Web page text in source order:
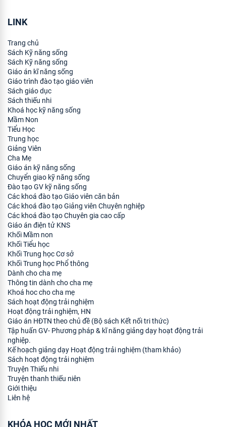
LINK
Trang chủ
Sách Kỹ năng sống
Sách Kỹ năng sống
Giáo án kĩ năng sống
Giáo trình đào tạo giáo viên
Sách giáo dục
Sách thiếu nhi
Khoá học kỹ năng sống
Mầm Non
Tiểu Học
Trung học
Giảng Viên
Cha Mẹ
Giáo án kỹ năng sống
Chuyển giao kỹ năng sống
Đào tạo GV kỹ năng sống
Các khoá đào tạo Giáo viên căn bản
Các khoá đào tạo Giảng viên Chuyên nghiệp
Các khoá đào tạo Chuyên gia cao cấp
Giáo án điện tử KNS
Khối Mầm non
Khối Tiểu học
Khối Trung học Cơ sở
Khối Trung học Phổ thông
Dành cho cha mẹ
Thông tin dành cho cha mẹ
Khoá hoc cho cha mẹ
Sách hoạt động trải nghiệm
Hoạt động trải nghiệm, HN
Giáo án HĐTN theo chủ đề (Bộ sách Kết nối tri thức)
Tập huấn GV- Phương pháp & kĩ năng giảng dạy hoạt động trải
nghiệp.
Kế hoạch giảng dạy Hoạt động trải nghiệm (tham khảo)
Sách hoạt động trải nghiệm
Truyện Thiếu nhi
Truyện thanh thiếu niên
Giới thiệu
Liên hệ
KHÓA HỌC MỚI NHẤT